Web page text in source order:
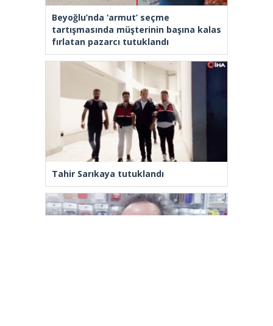
Beyoğlu’nda ‘armut’ seçme
tartışmasında müşterinin başına kalas
fırlatan pazarcı tutuklandı
Tahir Sarıkaya tutuklandı